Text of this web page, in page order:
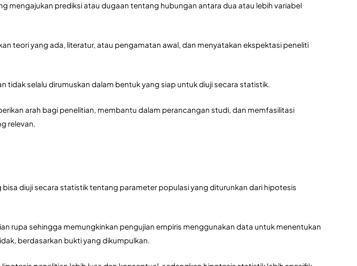
mengajukan prediksi atau dugaan tentang hubungan antara dua atau lebih variabel
teori yang ada, literatur, atau pengamatan awal, dan menyatakan ekspektasi peneliti
tidak selalu dirumuskan dalam bentuk yang siap untuk diuji secara statistik.
arah bagi penelitian, membantu dalam perancangan studi, dan memfasilitasi
relevan.
diuji secara statistik tentang parameter populasi yang diturunkan dari hipotesis
rupa sehingga memungkinkan pengujian empiris menggunakan data untuk menentukan
berdasarkan bukti yang dikumpulkan.